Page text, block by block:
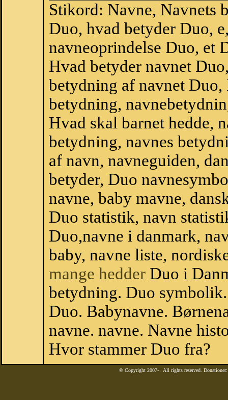
Stikord: Navne, Navnets
Duo, hvad betyder Duo,
navneoprindelse Duo, et
Hvad betyder navnet
betydning af navnet
betydning,
Hvad skal barnet hedde,
betydning, navnes
af navn, navneguiden,
betyder, Duo
navne, baby mavne,
Duo statistik, navn
Duo,navne i danmark,
baby, navne liste,
mange hedder Duo i
betydning. Duo
Duo. Babynavne.
navne. navne. Navne
Hvor stammer Duo fra?
© Copyright 2007- . All rights reserved.